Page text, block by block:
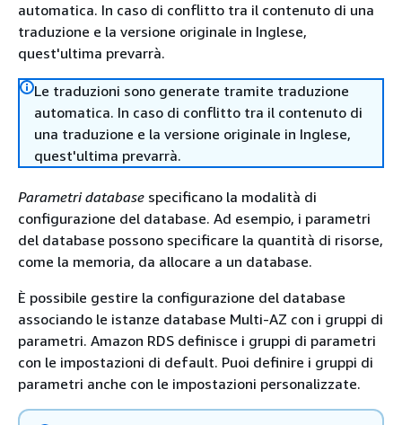
automatica. In caso di conflitto tra il contenuto di una
traduzione e la versione originale in Inglese,
quest'ultima prevarrà.
Le traduzioni sono generate tramite traduzione
automatica. In caso di conflitto tra il contenuto di
una traduzione e la versione originale in Inglese,
quest'ultima prevarrà.
Parametri database specificano la modalità di
configurazione del database. Ad esempio, i parametri
del database possono specificare la quantità di risorse,
come la memoria, da allocare a un database.
È possibile gestire la configurazione del database
associando le istanze database Multi-AZ con i gruppi di
parametri. Amazon RDS definisce i gruppi di parametri
con le impostazioni di default. Puoi definire i gruppi di
parametri anche con le impostazioni personalizzate.